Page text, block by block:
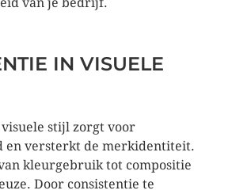
IN VISUELE
visuele stijl zorgt voor
en versterkt de merkidentiteit.
kleurgebruik tot compositie
Door consistentie te